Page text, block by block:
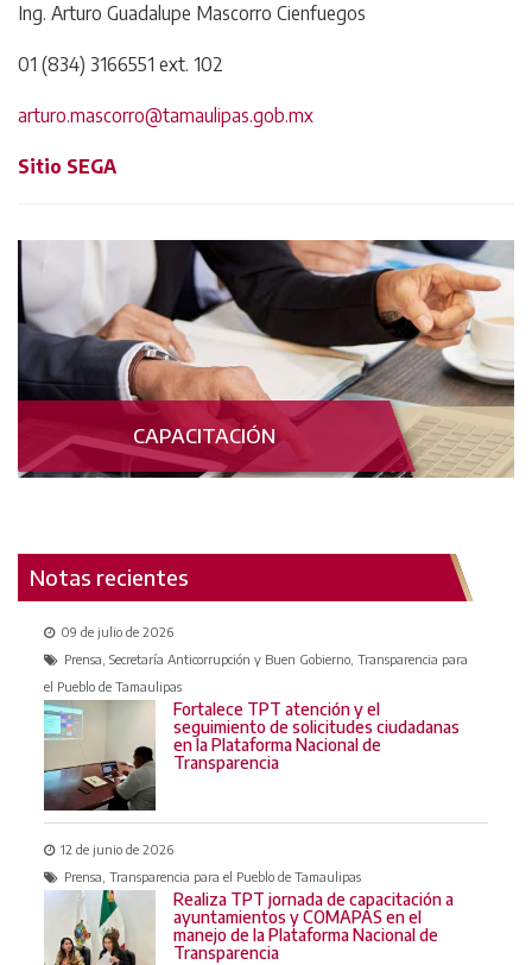
Ing. Arturo Guadalupe Mascorro Cienfuegos
01 (834) 3166551 ext. 102
arturo.mascorro@tamaulipas.gob.mx
Sitio SEGA
CAPACITACIÓN
Notas recientes
09 de julio de 2026
Prensa, Secretaría Anticorrupción y Buen Gobierno, Transparencia para
el Pueblo de Tamaulipas
Fortalece TPT atención y el
seguimiento de solicitudes ciudadanas
en la Plataforma Nacional de
Transparencia
12 de junio de 2026
Prensa, Transparencia para el Pueblo de Tamaulipas
Realiza TPT jornada de capacitación a
ayuntamientos y COMAPAS en el
manejo de la Plataforma Nacional de
Transparencia